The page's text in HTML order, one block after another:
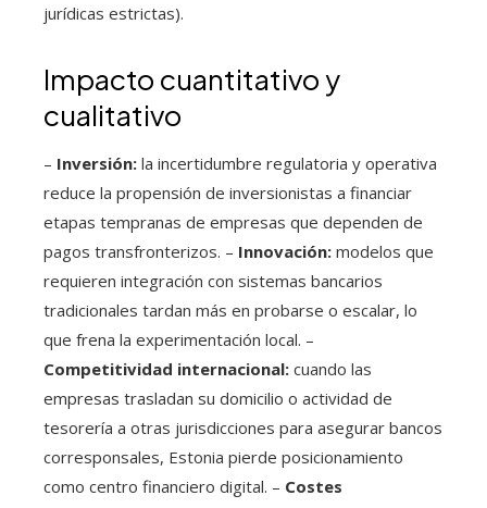
jurídicas estrictas).
Impacto cuantitativo y
cualitativo
– Inversión: la incertidumbre regulatoria y operativa
reduce la propensión de inversionistas a financiar
etapas tempranas de empresas que dependen de
pagos transfronterizos. – Innovación: modelos que
requieren integración con sistemas bancarios
tradicionales tardan más en probarse o escalar, lo
que frena la experimentación local. –
Competitividad internacional: cuando las
empresas trasladan su domicilio o actividad de
tesorería a otras jurisdicciones para asegurar bancos
corresponsales, Estonia pierde posicionamiento
como centro financiero digital. – Costes